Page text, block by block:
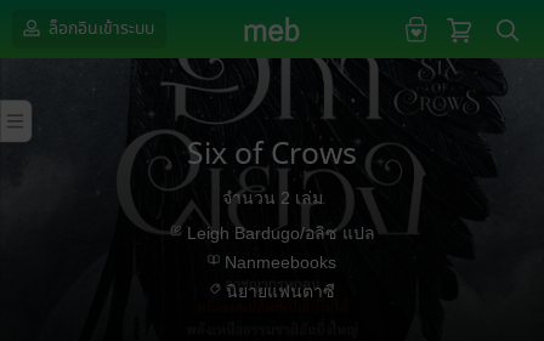
ล็อกอินเข้าระบบ
Six of Crows
จำนวน 2 เล่ม
Leigh Bardugo/อลิซ แปล
Nanmeebooks
นิยายแฟนตาซี